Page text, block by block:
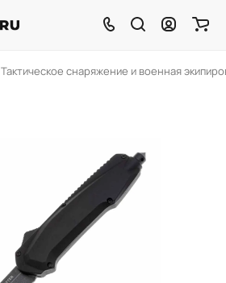
Тактическое снаряжение и военная